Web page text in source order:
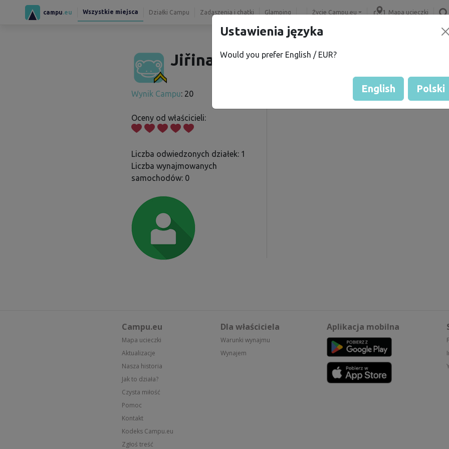
campu .eu Wszystkie miejsca Działki Campu Zadaszenia i chatki Glamping Życie Campu.eu Mapa ucieczki
Jiřina K.
Wynik Campu: 20
Oceny od właścicieli:
Liczba odwiedzonych działek: 1
Liczba wynajmowanych
samochodów: 0
Campu.eu
Mapa ucieczki
Aktualizacje
Nasza historia
Jak to działa?
Czysta miłość
Pomoc
Kontakt
Kodeks Campu.eu
Zgłoś treść
Dla właściciela
Warunki wynajmu
Wynajem
Aplikacja mobilna
Ustawienia języka
Would you prefer English / EUR?
English Polski